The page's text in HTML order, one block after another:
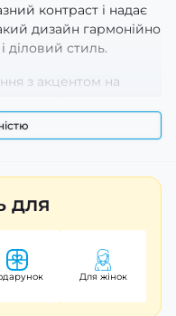
контраст і надає
дизайн гармонійно
діловий стиль.
з акцентом на
а додаткові
без
на зап’ясті та
фіксацію та
Якісні матеріали
до зношування.
годинник зручно
тривалого
для
Для жінок